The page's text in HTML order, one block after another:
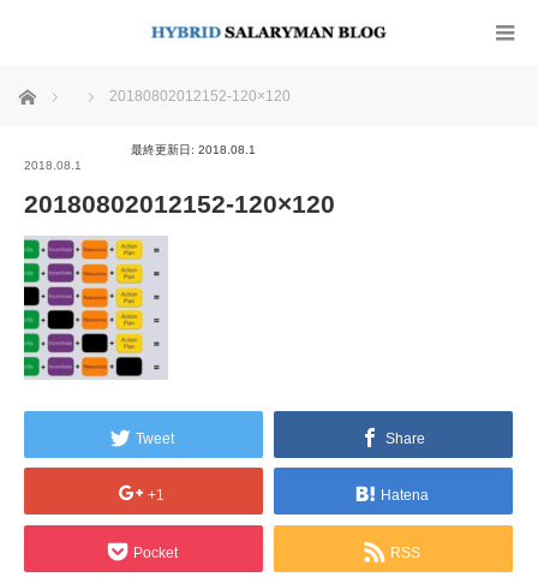
ホーム 20180802012152-120×120
2018.08.1
最終更新日: 2018.08.1
20180802012152-120×120
Tweet Share
+1 Hatena
Pocket RSS